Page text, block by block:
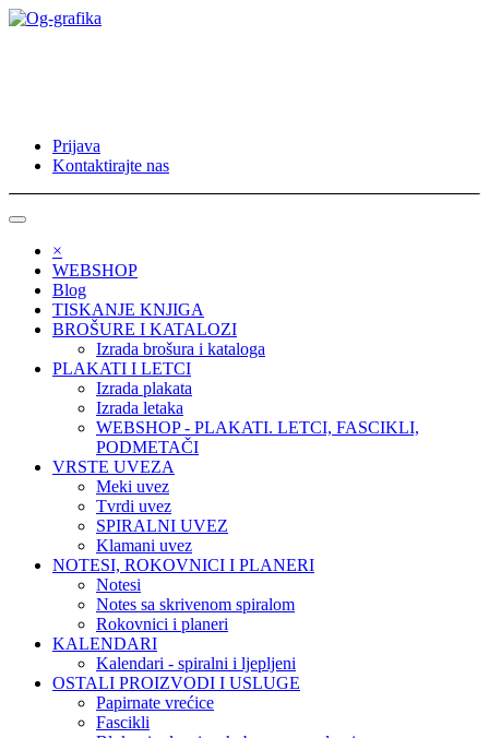
Prijava
Kontaktirajte nas
×
WEBSHOP
Blog
TISKANJE KNJIGA
BROŠURE I KATALOZI
Izrada brošura i kataloga
PLAKATI I LETCI
Izrada plakata
Izrada letaka
WEBSHOP - PLAKATI. LETCI, FASCIKLI,
PODMETAČI
VRSTE UVEZA
Meki uvez
Tvrdi uvez
SPIRALNI UVEZ
Klamani uvez
NOTESI, ROKOVNICI I PLANERI
Notesi
Notes sa skrivenom spiralom
Rokovnici i planeri
KALENDARI
Kalendari - spiralni i ljepljeni
OSTALI PROIZVODI I USLUGE
Papirnate vrećice
Fascikli